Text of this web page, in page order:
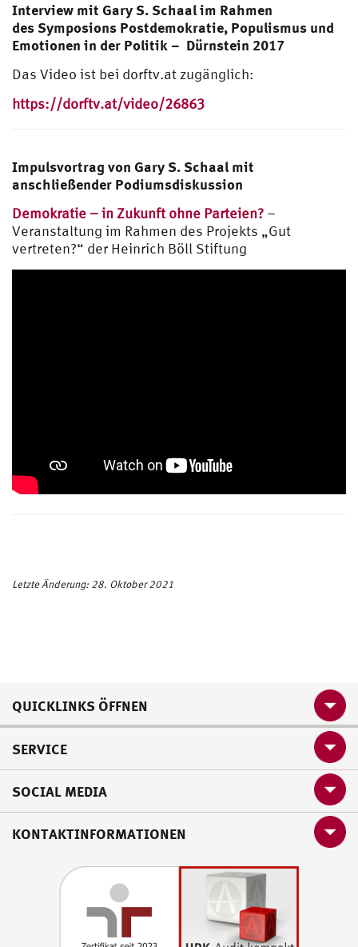
Interview mit Gary S. Schaal im Rahmen
des Symposions Postdemokratie, Populismus und
Emotionen in der Politik – Dürnstein 2017
Das Video ist bei dorftv.at zugänglich:
https://dorftv.at/video/26863
Impulsvortrag von Gary S. Schaal mit
anschließender Podiumsdiskussion
Demokratie – in Zukunft ohne Parteien? –
Veranstaltung im Rahmen des Projekts „Gut
vertreten?“ der Heinrich Böll Stiftung
Letzte Änderung: 28. Oktober 2021
QUICKLINKS ÖFFNEN
SERVICE
SOCIAL MEDIA
KONTAKTINFORMATIONEN